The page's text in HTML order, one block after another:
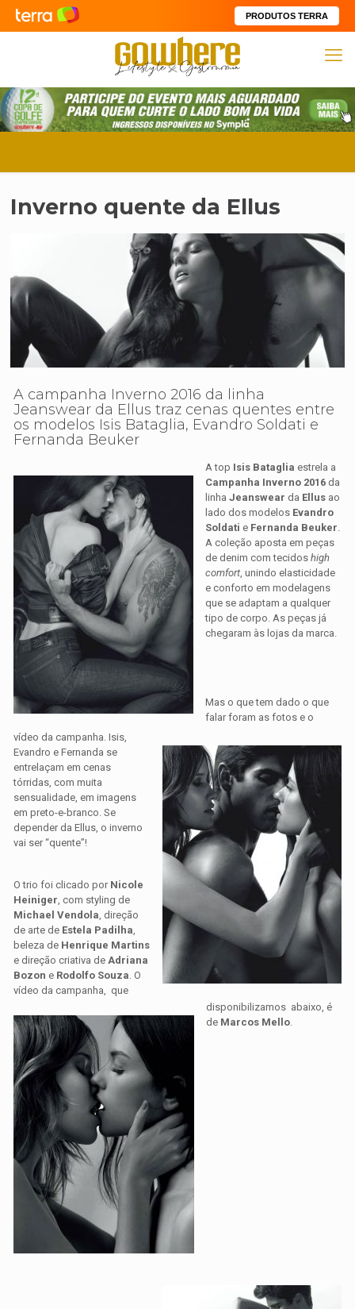
PRODUTOS TERRA
Inverno quente da Ellus
A campanha Inverno 2016 da linha
Jeanswear da Ellus traz cenas quentes entre
os modelos Isis Bataglia, Evandro Soldati e
Fernanda Beuker
A top Isis Bataglia estrela a
Campanha Inverno 2016 da
linhaJeanswear da Ellus ao
lado dos modelos Evandro
Soldati e Fernanda Beuker.
A coleção aposta em peças
de denim com tecidoshigh
comfort, unindo elasticidade
e conforto em modelagens
que se adaptam a qualquer
tipo de corpo. As peças já
chegaram às lojas da marca.
Mas o que tem dado o que
falar foram as fotos e o
vídeo da campanha. Isis,
Evandro e Fernanda se
entrelaçam em cenas
tórridas, com muita
sensualidade, em imagens
em preto-e-branco. Se
depender da Ellus, o inverno
vai ser “quente”!
O trio foi clicado por Nicole
Heiniger, com styling de
Michael Vendola, direção
de arte de Estela Padilha,
beleza de Henrique Martins
e direção criativa deAdriana
Bozon e Rodolfo Souza. O
vídeo da campanha, que
disponibilizamos abaixo, é
de Marcos Mello.